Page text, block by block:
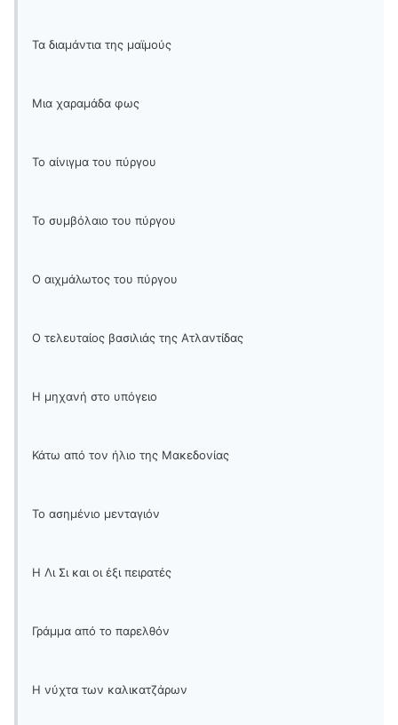
Τα διαμάντια της μαϊμούς
Μια χαραμάδα φως
Το αίνιγμα του πύργου
Το συμβόλαιο του πύργου
Ο αιχμάλωτος του πύργου
Ο τελευταίος βασιλιάς της Ατλαντίδας
Η μηχανή στο υπόγειο
Κάτω από τον ήλιο της Μακεδονίας
Το ασημένιο μενταγιόν
Η Λι Σι και οι έξι πειρατές
Γράμμα από το παρελθόν
Η νύχτα των καλικατζάρων